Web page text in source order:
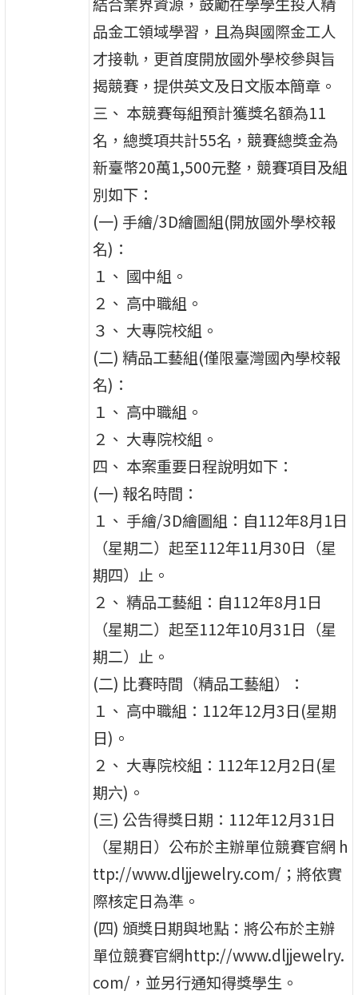
品金工領域學習，且為與國際金工人
才接軌，更首度開放國外學校參與旨
揭競賽，提供英文及日文版本簡章。
三、 本競賽每組預計獲獎名額為11
名，總獎項共計55名，競賽總獎金為
新臺幣20萬1,500元整，競賽項目及組
別如下：
(一) 手繪/3D繪圖組(開放國外學校報
名)：
１、 國中組。
２、 高中職組。
３、 大專院校組。
(二) 精品工藝組(僅限臺灣國內學校報
名)：
１、 高中職組。
２、 大專院校組。
四、 本案重要日程說明如下：
(一) 報名時間：
１、 手繪/3D繪圖組：自112年8月1日
（星期二）起至112年11月30日（星
期四）止。
２、 精品工藝組：自112年8月1日
（星期二）起至112年10月31日（星
期二）止。
(二) 比賽時間（精品工藝組）：
１、 高中職組：112年12月3日(星期
日)。
２、 大專院校組：112年12月2日(星
期六)。
(三) 公告得獎日期：112年12月31日
（星期日）公布於主辦單位競賽官網 h
ttp://www.dljjewelry.com/；將依實
際核定日為準。
(四) 頒獎日期與地點：將公布於主辦
單位競賽官網http://www.dljjewelry.
com/，並另行通知得獎學生。